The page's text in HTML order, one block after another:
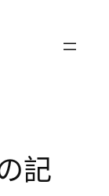
記